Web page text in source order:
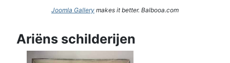
Joomla Gallery makes it better. Balbooa.com
Ariëns schilderijen